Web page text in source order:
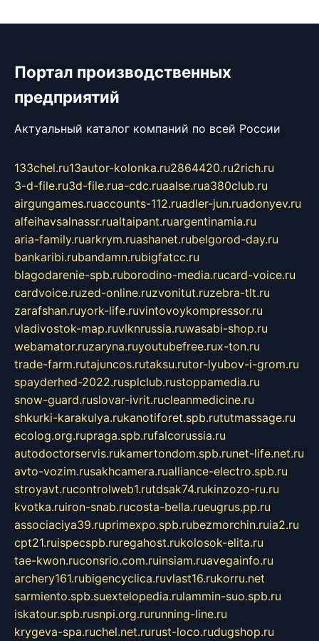
Портал производственных
предприятий
Актуальный каталог компаний по всей России
133chel.ru13autor-kolonka.ru2864420.ru2rich.ru
3-d-file.ru3d-file.rua-cdc.ruaalse.rua380club.ru
airgungames.ruaccounts-112.ruadler-jun.ruadonyev.ru
alfeihavsalnassr.rualtaipant.ruargentinamia.ru
aria-family.ruarkrym.ruashanet.rubelgorod-day.ru
bankaribi.rubandamn.rubigfatcc.ru
blagodarenie-spb.ruborodino-media.rucard-voice.ru
cardvoice.ruzed-online.ruzvonitut.ruzebra-tlt.ru
zarafshan.ruyork-life.ruvintovoykompressor.ru
vladivostok-map.ruvlknrussia.ruwasabi-shop.ru
webamator.ruzaryna.ruyoutubefree.rux-ton.ru
trade-farm.rutajuncos.rutaksu.rutor-lyubov-i-grom.ru
spayderhed-2022.rusplclub.rustoppamedia.ru
snow-guard.ruslovar-ivrit.rucleanmedicine.ru
shkurki-karakulya.rukanotiforet.spb.rututmassage.ru
ecolog.org.rupraga.spb.rufalcorussia.ru
autodoctorservis.rukamertondom.spb.runet-life.net.ru
avto-vozim.rusakhcamera.rualliance-electro.spb.ru
stroyavt.rucontrolweb1.rutdsak74.rukinzozo-ru.ru
kvotka.ruiron-snab.rucosta-bella.rueugrus.pp.ru
associaciya39.ruprimexpo.spb.rubezmorchin.ruia2.ru
cpt21.ruispecspb.ruregahost.rukolosok-elita.ru
tae-kwon.ruconsrio.com.ruinsiam.ruavegainfo.ru
archery161.rubigencyclica.ruvlast16.rukorru.net
sarmiento.spb.suextelopedia.rulammin-suo.spb.ru
iskatour.spb.rusnpi.org.rurunning-line.ru
krygeva-spa.ruchel.net.rurust-loco.rudugshop.ru